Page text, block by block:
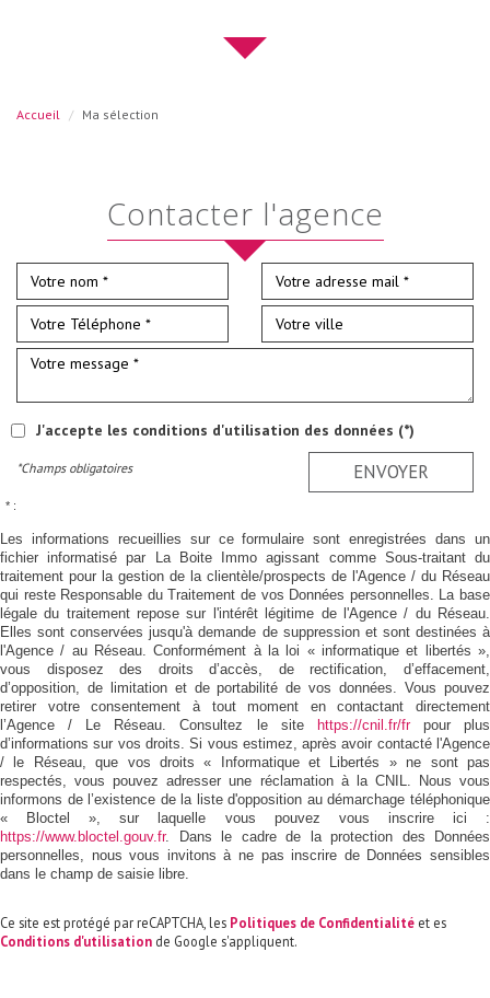
Accueil Ma sélection
contacter l'agence
J'accepte les conditions d'utilisation des données (*)
ENVOYER
*Champs obligatoires
* :
Les informations recueillies sur ce formulaire sont enregistrées dans un
fichier informatisé par La Boite Immo agissant comme Sous-traitant du
traitement pour la gestion de la clientèle/prospects de l'Agence / du Réseau
qui reste Responsable du Traitement de vos Données personnelles. La base
légale du traitement repose sur l'intérêt légitime de l'Agence / du Réseau.
Elles sont conservées jusqu'à demande de suppression et sont destinées à
l'Agence / au Réseau. Conformément à la loi « informatique et libertés »,
vous disposez des droits d’accès, de rectification, d’effacement,
d’opposition, de limitation et de portabilité de vos données. Vous pouvez
retirer votre consentement à tout moment en contactant directement
l’Agence / Le Réseau. Consultez le site
https://cnil.fr/frpour plus
d’informations sur vos droits. Si vous estimez, après avoir contacté l'Agence
/ le Réseau, que vos droits « Informatique et Libertés » ne sont pas
respectés, vous pouvez adresser une réclamation à la CNIL. Nous vous
informons de l’existence de la liste d'opposition au démarchage téléphonique
« Bloctel », sur laquelle vous pouvez vous inscrire ici :
https://www.bloctel.gouv.fr. Dans le cadre de la protection des Données
personnelles, nous vous invitons à ne pas inscrire de Données sensibles
dans le champ de saisie libre.
Ce site est protégé par reCAPTCHA, les Politiques de Confidentialité et es
Conditions d'utilisation de Google s'appliquent.